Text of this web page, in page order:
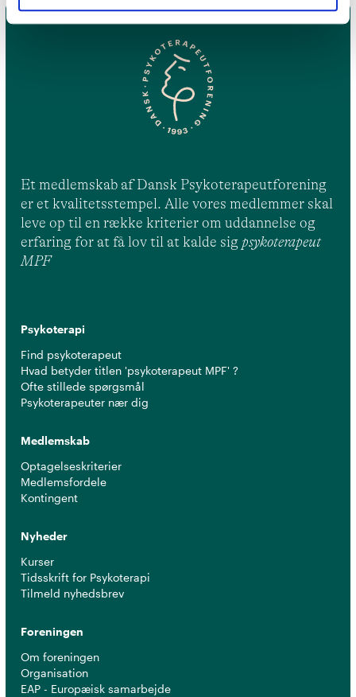
Et medlemskab af Dansk Psykoterapeutforening
er et kvalitetsstempel. Alle vores medlemmer skal
leve op til en række kriterier om uddannelse og
erfaring for at få lov til at kalde sig psykoterapeut
MPF
Psykoterapi
Find psykoterapeut
Hvad betyder titlen 'psykoterapeut MPF' ?
Ofte stillede spørgsmål
Psykoterapeuter nær dig
Medlemskab
Optagelseskriterier
Medlemsfordele
Kontingent
Nyheder
Kurser
Tidsskrift for Psykoterapi
Tilmeld nyhedsbrev
Foreningen
Om foreningen
Organisation
EAP - Europæisk samarbejde